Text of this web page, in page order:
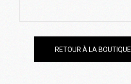
RETOUR À LA BOUTIQUE